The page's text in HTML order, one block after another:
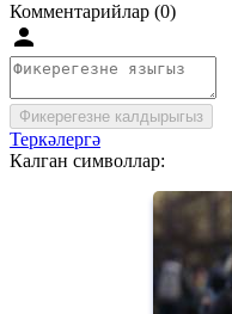
Комментарийлар (0)
Фикерегезне калдырыгыз
Теркәлергә
Калган символлар: